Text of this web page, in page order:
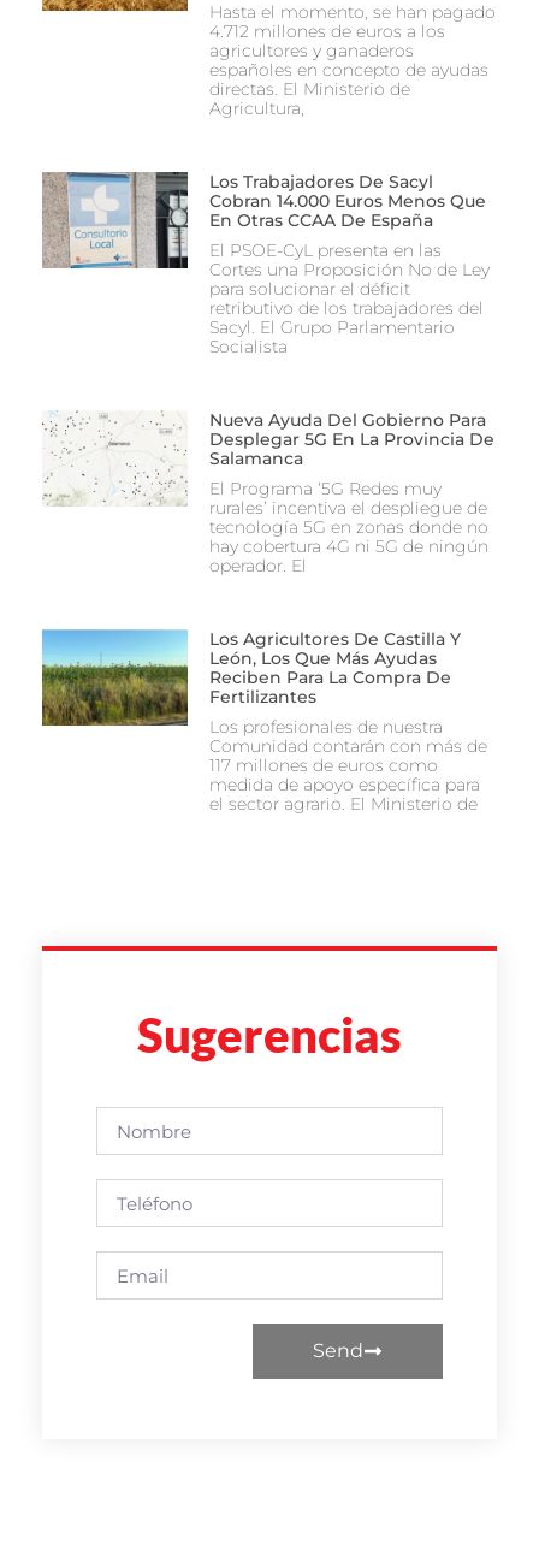
Hasta el momento, se han pagado
4.712 millones de euros a los
agricultores y ganaderos
españoles en concepto de ayudas
directas. El Ministerio de
Agricultura,
Los Trabajadores De Sacyl
Cobran 14.000 Euros Menos Que
En Otras CCAA De España
El PSOE-CyL presenta en las
Cortes una Proposición No de Ley
para solucionar el déficit
retributivo de los trabajadores del
Sacyl. El Grupo Parlamentario
Socialista
Nueva Ayuda Del Gobierno Para
Desplegar 5G En La Provincia De
Salamanca
El Programa ‘5G Redes muy
rurales’ incentiva el despliegue de
tecnología 5G en zonas donde no
hay cobertura 4G ni 5G de ningún
operador. El
Los Agricultores De Castilla Y
León, Los Que Más Ayudas
Reciben Para La Compra De
Fertilizantes
Los profesionales de nuestra
Comunidad contarán con más de
117 millones de euros como
medida de apoyo específica para
el sector agrario. El Ministerio de
Sugerencias
Send